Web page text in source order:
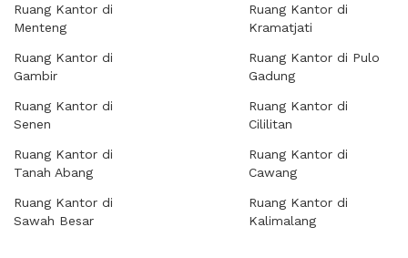
Ruang Kantor di
Menteng
Ruang Kantor di
Gambir
Ruang Kantor di
Senen
Ruang Kantor di
Tanah Abang
Ruang Kantor di
Sawah Besar
Ruang Kantor di
Kramatjati
Ruang Kantor di Pulo
Gadung
Ruang Kantor di
Cililitan
Ruang Kantor di
Cawang
Ruang Kantor di
Kalimalang